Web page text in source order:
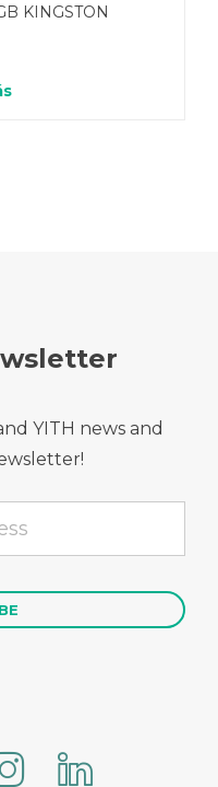
KINGSTON
YITH news and